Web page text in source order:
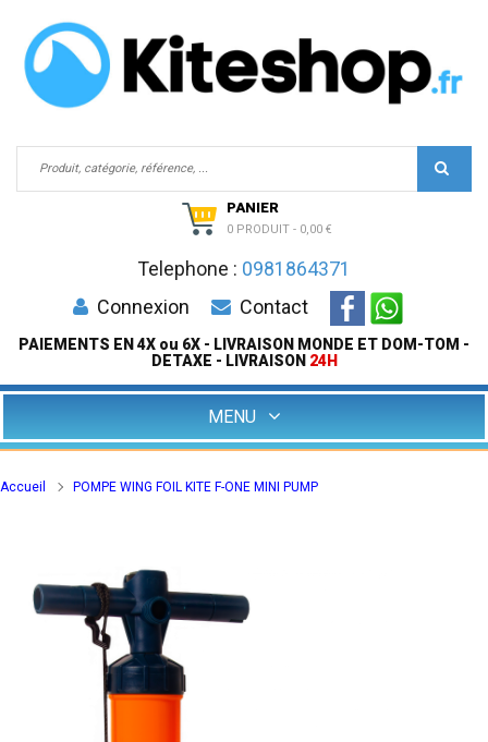
PANIER
0 PRODUIT - 0,00 €
Telephone : 0981864371
Connexion
Contact
PAIEMENTS EN 4X ou 6X - LIVRAISON MONDE ET DOM-TOM -
DETAXE - LIVRAISON 24H
MENU
Accueil POMPE WING FOIL KITE F-ONE MINI PUMP